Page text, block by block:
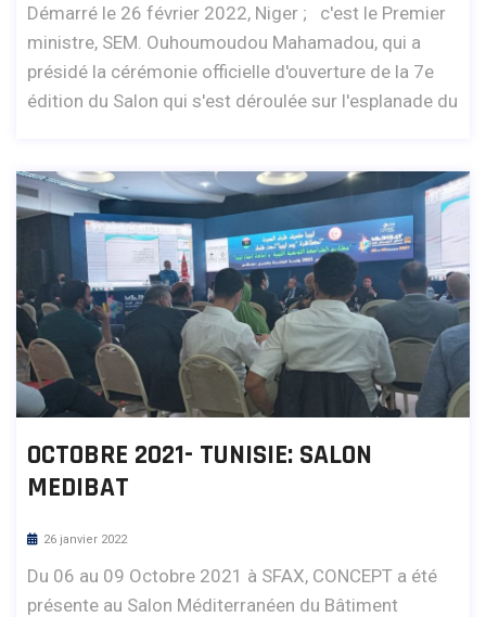
Démarré le 26 février 2022, Niger ; c'est le Premier
ministre, SEM. Ouhoumoudou Mahamadou, qui a
présidé la cérémonie officielle d'ouverture de la 7e
édition du Salon qui s'est déroulée sur l'esplanade du
OCTOBRE 2021- TUNISIE: SALON
MEDIBAT
26 janvier 2022
Du 06 au 09 Octobre 2021 à SFAX, CONCEPT a été
présente au Salon Méditerranéen du Bâtiment